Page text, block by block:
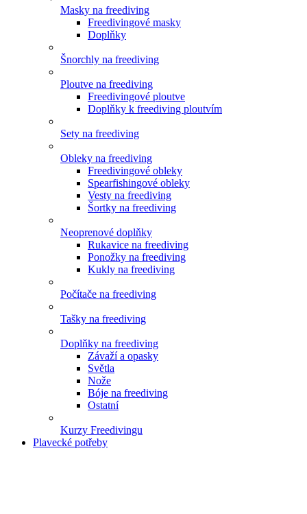
Masky na freediving
Freedivingové masky
Doplňky
Šnorchly na freediving
Ploutve na freediving
Freedivingové ploutve
Doplňky k freediving ploutvím
Sety na freediving
Obleky na freediving
Freedivingové obleky
Spearfishingové obleky
Vesty na freediving
Šortky na freediving
Neoprenové doplňky
Rukavice na freediving
Ponožky na freediving
Kukly na freediving
Počítače na freediving
Tašky na freediving
Doplňky na freediving
Závaží a opasky
Světla
Nože
Bóje na freediving
Ostatní
Kurzy Freedivingu
Plavecké potřeby